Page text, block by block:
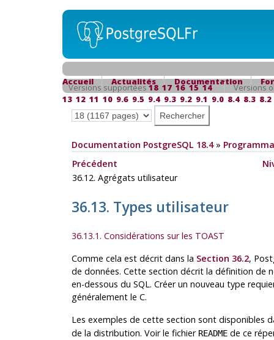
Accueil Actualités Documentation
Versions supportées18 17 16 15 14
Versions
13 12 11 10 9.6 9.5 9.4 9.3 9.2 9.1 9.0 8.4 8.3 8.2
Documentation PostgreSQL 18.4»
Précédent
36.12. Agrégats utilisateur
36.13. Types utilisateur
36.13.1. Considérations sur les TOAST
Comme cela est décrit dans la Section 36.2,
de données. Cette section décrit la définition de
en-dessous du SQL. Créer un nouveau type
généralement le C.
Les exemples de cette section sont disponibles
de la distribution. Voir le fichier READMEde ce